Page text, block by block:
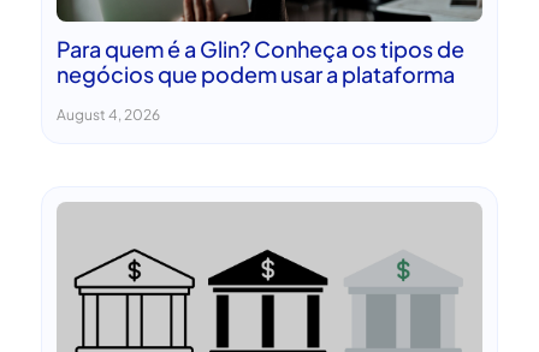
Para quem é a Glin? Conheça os tipos de
negócios que podem usar a plataforma
August 4, 2026